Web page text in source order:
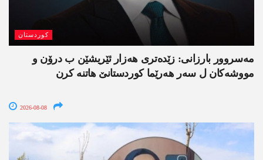
کوردستان
مەسروور بارزانی: زێدەتری ھەزار ئێریشێن ب درۆن و
مووشەکان ل سەر ھەرێما کوردستانێ ھاتنە کرن
2026-08-08